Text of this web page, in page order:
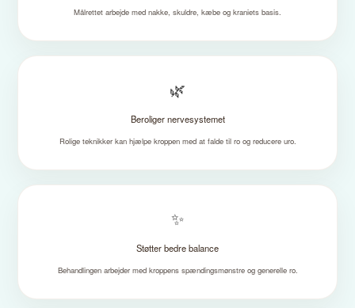
Målrettet arbejde med nakke, skuldre, kæbe og kraniets basis.
🌿
Beroliger nervesystemet
Rolige teknikker kan hjælpe kroppen med at falde til ro og reducere uro.
✨
Støtter bedre balance
Behandlingen arbejder med kroppens spændingsmønstre og generelle ro.